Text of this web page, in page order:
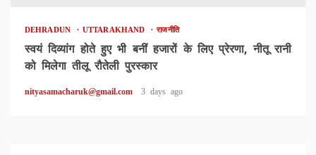
DEHRADUN UTTARAKHAND राजनीति
स्वयं दिव्यांग होते हुए भी बनीं हजारों के लिए प्रेरणा, नीतू रानी
को मिलेगा तीलू रौतेली पुरस्कार
nityasamacharuk@gmail.com 3 days ago